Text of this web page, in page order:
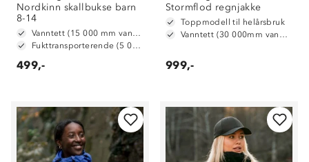
Nordkinn skallbukse barn
8-14
Vanntett (15 000 mm vannsøyle)
Fukttransporterende (5 000 g/m2/24t)
499,-
Stormflod regnjakke
Toppmodell til helårsbruk
Vanntett (30 000mm vannsøyle)
999,-